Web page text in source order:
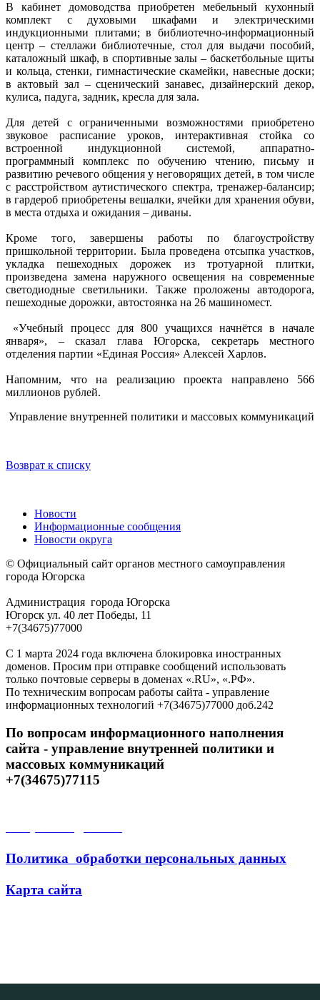
В кабинет домоводства приобретен мебельный кухонный
комплект с духовыми шкафами и электрическими
индукционными плитами; в библиотечно-информационный
центр – стеллажи библиотечные, стол для выдачи пособий,
каталожный шкаф, в спортивные залы – баскетбольные щиты
и кольца, стенки, гимнастические скамейки, навесные доски;
в актовый зал – сценический занавес, дизайнерский декор,
кулиса, падуга, задник, кресла для зала.
Для детей с ограниченными возможностями приобретено
звуковое расписание уроков, интерактивная стойка со
встроенной индукционной системой, аппаратно-
программный комплекс по обучению чтению, письму и
развитию речевого общения у неговорящих детей, в том числе
с расстройством аутистического спектра, тренажер-балансир;
в гардероб приобретены вешалки, ячейки для хранения обуви,
в места отдыха и ожидания – диваны.
Кроме того, завершены работы по благоустройству
пришкольной территории. Была проведена отсыпка участков,
укладка пешеходных дорожек из тротуарной плитки,
произведена замена наружного освещения на современные
светодиодные светильники. Также проложены автодорога,
пешеходные дорожки, автостоянка на 26 машиномест.
«Учебный процесс для 800 учащихся начнётся в начале
января», – сказал глава Югорска, секретарь местного
отделения партии «Единая Россия» Алексей Харлов.
Напомним, что на реализацию проекта направлено 566
миллионов рублей.
Управление внутренней политики и массовых коммуникаций
Возврат к списку
Новости
Информационные сообщения
Новости округа
© Официальный сайт органов местного самоуправления
города Югорска
Администрация города Югорска
Югорск ул. 40 лет Победы, 11
+7(34675)77000
С 1 марта 2024 года включена блокировка иностранных
доменов. Просим при отправке сообщений использовать
только почтовые серверы в доменах «.RU», «.РФ».
По техническим вопросам работы сайта - управление
информационных технологий +7(34675)77000 доб.242
По вопросам информационного наполнения
сайта - управление внутренней политики и
массовых коммуникаций
+7(34675)77115
Политика обработки персональных данных
Карта сайта